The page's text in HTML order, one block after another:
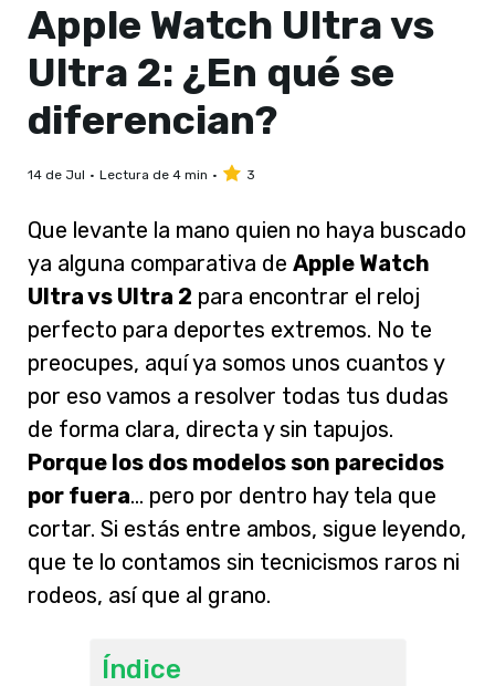
Apple Watch Ultra vs
Ultra 2: ¿En qué se
diferencian?
14 de Jul Lectura de 4 min 3
Que levante la mano quien no haya buscado
ya alguna comparativa de Apple Watch
Ultra vs Ultra 2 para encontrar el reloj
perfecto para deportes extremos. No te
preocupes, aquí ya somos unos cuantos y
por eso vamos a resolver todas tus dudas
de forma clara, directa y sin tapujos.
Porque los dos modelos son parecidos
por fuera… pero por dentro hay tela que
cortar. Si estás entre ambos, sigue leyendo,
que te lo contamos sin tecnicismos raros ni
rodeos, así que al grano.
Índice